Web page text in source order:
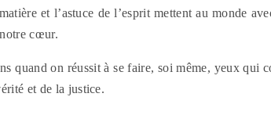
et l’astuce de l’esprit mettent au monde
cœur.
quand on réussit à se faire, soi même, yeux qui
et de la justice.